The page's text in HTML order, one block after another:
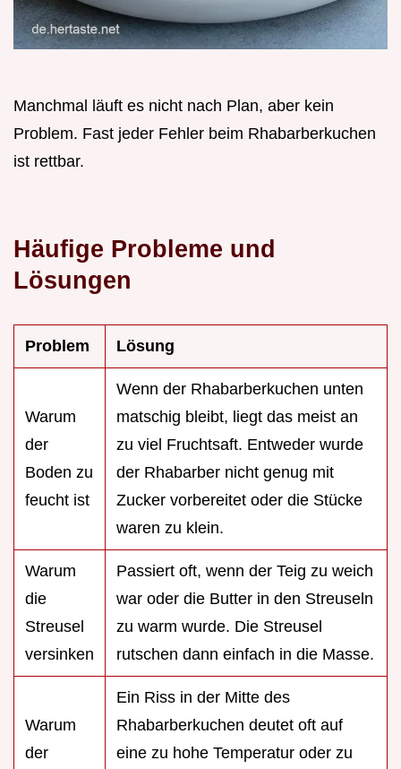
Manchmal läuft es nicht nach Plan, aber kein
Problem. Fast jeder Fehler beim Rhabarberkuchen
ist rettbar.
Häufige Probleme und
Lösungen
Problem Lösung
Warum
der
Boden zu
feucht ist
Wenn der Rhabarberkuchen unten
matschig bleibt, liegt das meist an
zu viel Fruchtsaft. Entweder wurde
der Rhabarber nicht genug mit
Zucker vorbereitet oder die Stücke
waren zu klein.
Warum
die
Streusel
versinken
Passiert oft, wenn der Teig zu weich
war oder die Butter in den Streuseln
zu warm wurde. Die Streusel
rutschen dann einfach in die Masse.
Warum
der
Ein Riss in der Mitte des
Rhabarberkuchen deutet oft auf
eine zu hohe Temperatur oder zu